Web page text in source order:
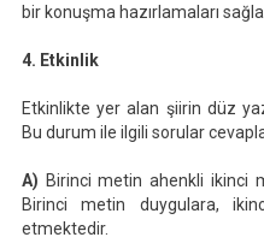
bir konuşma hazırlamaları
4. Etkinlik
Etkinlikte yer alan şiirin düz
Bu durum ile ilgili sorular
A) Birinci metin ahenkli ikinci
Birinci metin duygulara,
etmektedir.